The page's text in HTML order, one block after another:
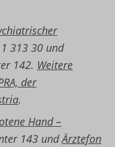
313 30 und
142. Weitere
der
.
Hand –
143 undÄrztefon